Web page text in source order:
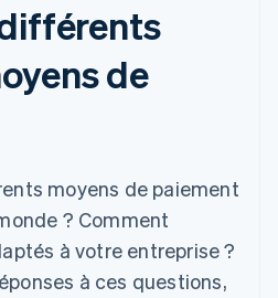
de
moyens de paiement
? Comment
à votre entreprise ?
à ces questions,